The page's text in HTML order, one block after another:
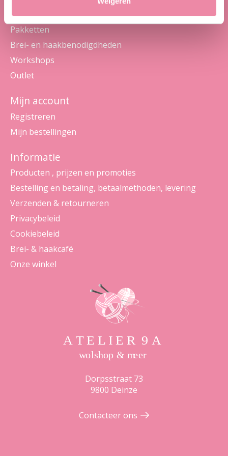
Wol en garens
Pakketten
Brei- en haakbenodigdheden
Workshops
Outlet
Mijn account
Registreren
Mijn bestellingen
Informatie
Producten , prijzen en promoties
Bestelling en betaling, betaalmethoden, levering
Verzenden & retourneren
Privacybeleid
Cookiebeleid
Brei- & haakcafé
Onze winkel
Dorpsstraat 73
9800 Deinze
Contacteer ons